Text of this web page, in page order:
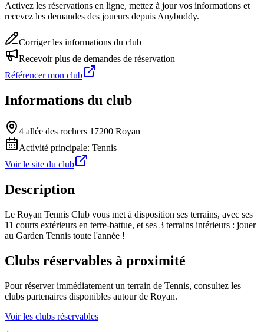
Activez les réservations en ligne, mettez à jour vos informations et
recevez les demandes des joueurs depuis Anybuddy.
Corriger les informations du club
Recevoir plus de demandes de réservation
Référencer mon club
Informations du club
4 allée des rochers 17200 Royan
Activité principale: Tennis
Voir le site du club
Description
Le Royan Tennis Club vous met à disposition ses terrains, avec ses
11 courts extérieurs en terre-battue, et ses 3 terrains intérieurs : jouer
au Garden Tennis toute l'année !
Clubs réservables à proximité
Pour réserver immédiatement un terrain de Tennis, consultez les
clubs partenaires disponibles autour de Royan.
Voir les clubs réservables